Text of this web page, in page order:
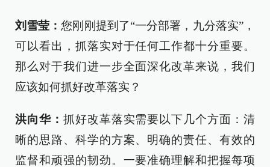
刘雪莹：您刚刚提到了“一分部署，九分落实”，
可以看出，抓落实对于任何工作都十分重要。
那么对于我们进一步全面深化改革来说，我们
应该如何抓好改革落实？
洪向华： 抓好改革落实需要以下几个方面：清
晰的思路、科学的方案、明确的责任、有效的
监督和顽强的韧劲。一要准确理解和把握每项